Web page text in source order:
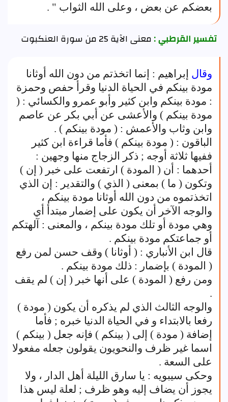
بعضكم عن بعض ، وعلى الله الثواب " .
تفسير القرطبي :معنى الآية 25 من سورة العنكبوت
وقال إبراهيم : إنما اتخذتم من دون الله أوثانا
مودة بينكم في الحياة الدنيا وقرأ حفص وحمزة
: مودة بينكم وابن كثير وأبو عمرو والكسائي : (
مودة بينكم ) والأعشى عن أبي بكر عن عاصم
وابن وثاب والأعمش : ( مودة بينكم ) .
الباقون : ( مودة بينكم ) فأما قراءة ابن كثير
ففيها ثلاثة أوجه ; ذكر الزجاج منها وجهين :
أحدهما : أن ( المودة ) ارتفعت على خبر ( إن )
وتكون ( ما ) بمعنى ( الذي ) والتقدير : إن الذي
اتخذتموه من دون الله أوثانا مودة بينكم ،
والوجه الآخر أن يكون على إضمار مبتدأ أي
وهي مودة أو تلك مودة بينكم ، والمعنى : آلهتكم
أو جماعتكم مودة بينكم .
قال ابن الأنباري : ( أوثانا ) وقف حسن لمن رفع
( المودة ) بإضمار : ذلك مودة بينكم .
ومن رفع ( المودة ) على أنها خبر ( إن ) لم يقف
.
والوجه الثالث الذي لم يذكره أن يكون ( مودة )
رفعا بالابتداء و في الحياة الدنيا خبره ; فأما
إضافة ( مودة ) إلى ( بينكم ) فإنه جعل ( بينكم )
اسما غير ظرف والنحويون يقولون جعله مفعولا
على السعة .
وحكى سيبويه : يا سارق الليلة أهل الدار ، ولا
يجوز أن يضاف إليه وهو ظرف ; لعلة ليس هذا